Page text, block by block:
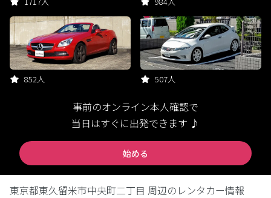
852人 507人
事前のオンライン本人確認で
当日はすぐに出発できます ♪
始める
東京都東久留米市中央町二丁目 周辺のレンタカー情報